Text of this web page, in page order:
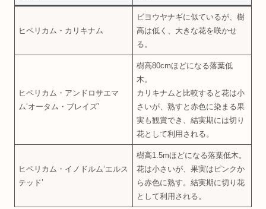
ヒペリカム・カリキナム
ビヨウヤナギに似ているが、樹
高は低く、大きな花を咲かせ
る。
ヒペリカム・アンドロサエマ
ム‘オータム・ブレイズ’
樹高80cmほどになる落葉低
木。
カリキナムと比較すると花は小
さいが、熟すと赤色に染まる果
実も観賞でき、結実期には切り
花として利用される。
ヒペリカム・イノドルム‘エルス
テッド’
樹高1.5mほどになる落葉低木。
花は小さいが、果実はピンクか
ら赤色に熟す。結実期に切り花
として利用される。